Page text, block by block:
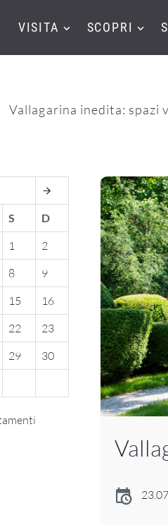
VISITA SCOPRI
Vallagarina inedita: spazi
S D
1
2
8
9
15
16
22
23
29
30